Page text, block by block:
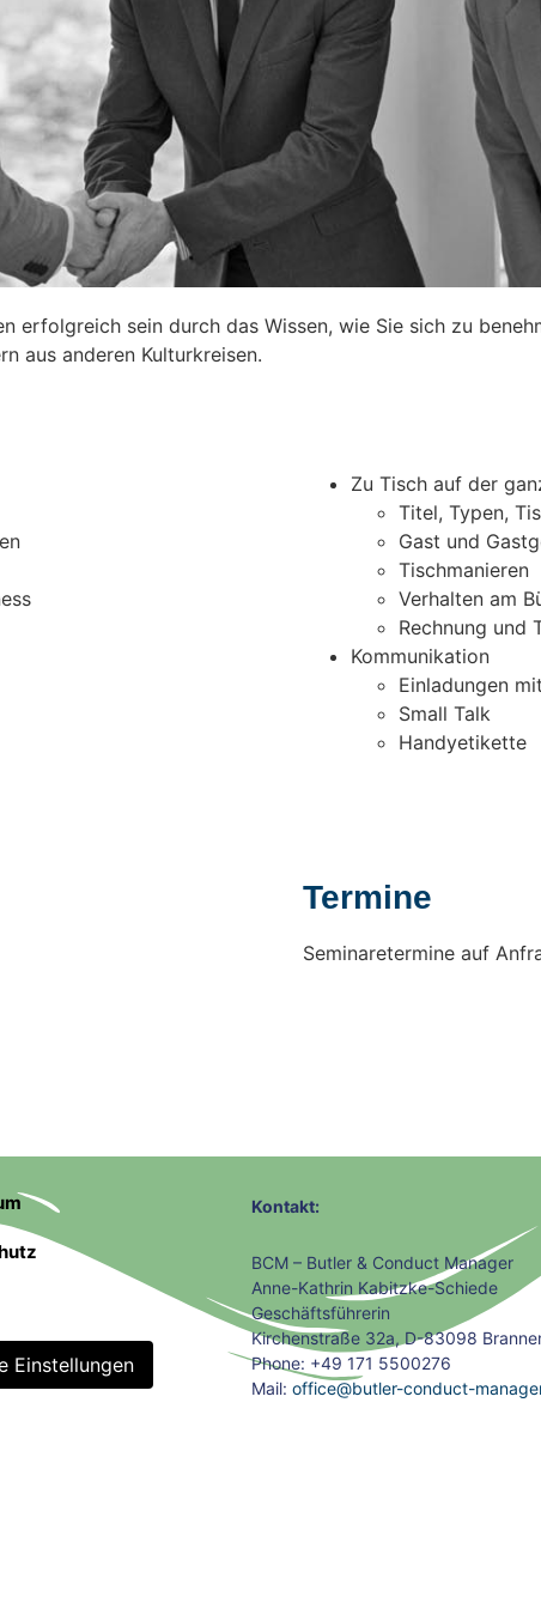
erfolgreich sein durch das Wissen, wie Sie sich zu
aus anderen Kulturkreisen.
Zu Tisch auf der
Titel, Typen,
Gast und
Tischmanieren
Verhalten am
Rechnung und
Kommunikation
Einladungen
Small Talk
Handyetikette
Termine
Seminaretermine auf
Einstellungen
Kontakt:
BCM – Butler & Conduct Manager
Anne-Kathrin Kabitzke-Schiede
Geschäftsführerin
Kirchenstraße 32a, D-83098
Phone: +49 171 5500276
Mail: office@butler-conduct-